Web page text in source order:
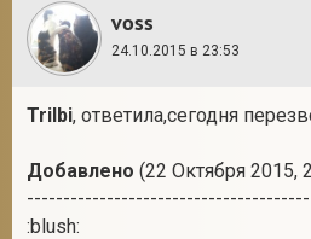
voss
24.10.2015 в 23:53
Trilbi, ответила,сегодня
Добавлено (22 Октября 2015,
:blush: